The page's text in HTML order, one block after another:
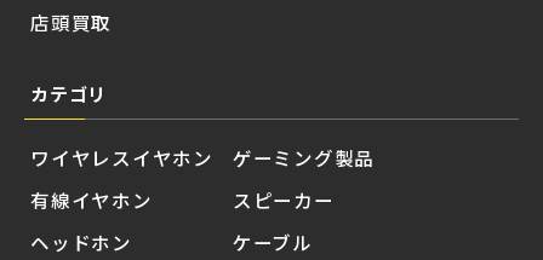
店頭買取
カテゴリ
ワイヤレスイヤホン
有線イヤホン
ヘッドホン
ゲーミング製品
スピーカー
ケーブル